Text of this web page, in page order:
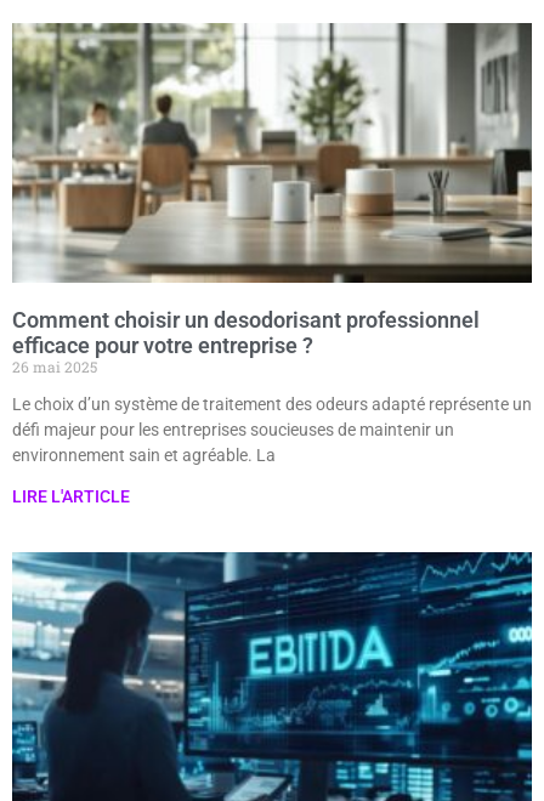
Comment choisir un desodorisant professionnel
efficace pour votre entreprise ?
26 mai 2025
Le choix d’un système de traitement des odeurs adapté représente un
défi majeur pour les entreprises soucieuses de maintenir un
environnement sain et agréable. La
LIRE L'ARTICLE